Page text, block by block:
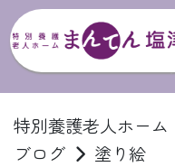
特別養護老人ホー
ブログ
塗り絵